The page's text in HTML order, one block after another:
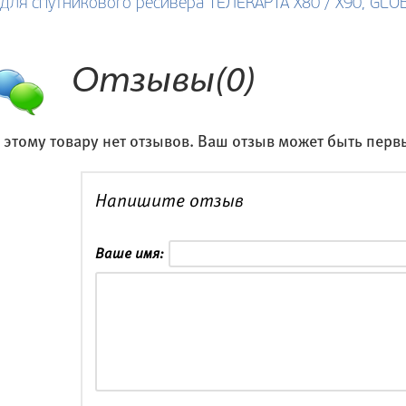
спутникового ресивера ТЕЛЕКАРТА X80 / X90,
Отзывы(0)
этому товару нет отзывов. Ваш отзыв может быть
Напишите отзыв
Ваше имя: